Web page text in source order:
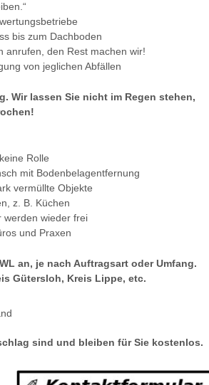
bis zum Dachboden
anrufen, den Rest machen wir!
von jeglichen Abfällen
Wir lassen Sie nicht im Regen stehen,
Rolle
mit Bodenbelagentfernung
vermüllte Objekte
z. B. Küchen
werden wieder frei
und Praxen
an, je nach Auftragsart oder Umfang.
Gütersloh, Kreis Lippe, etc.
sind und bleiben für Sie kostenlos.